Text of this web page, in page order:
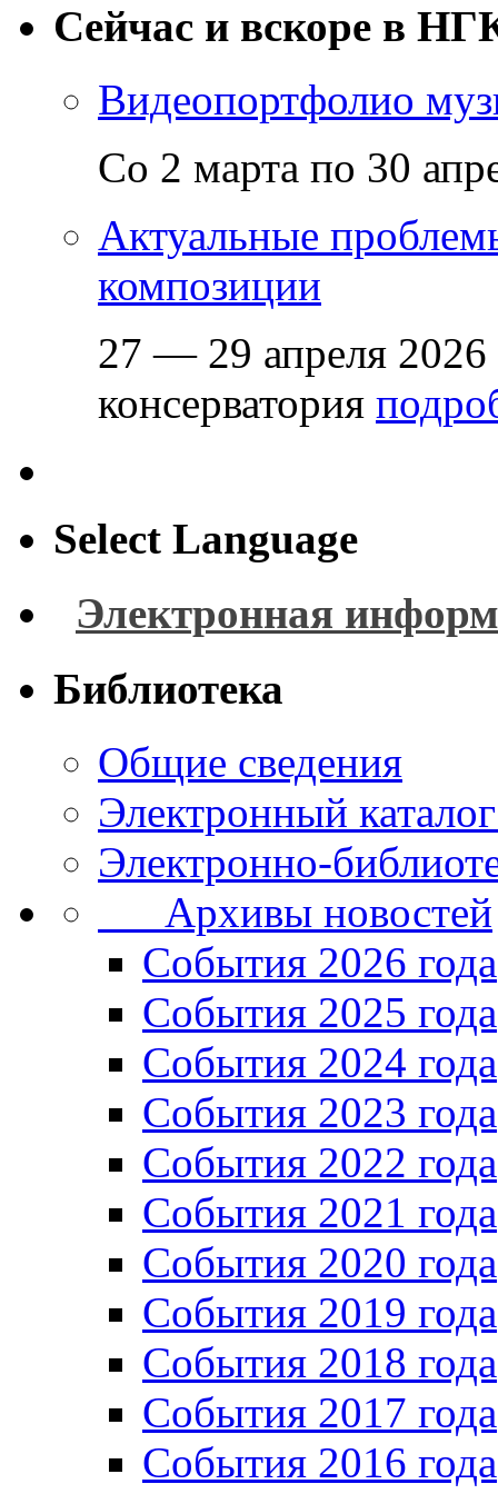
Сейчас и вскоре в
Видеопортфолио
Со 2 марта по 30
Актуальные
композиции
27 — 29 апреля 2026
консерватория
Select Language
Электронная
Библиотека
Общие сведения
Электронный
Электронно-
Архивы новостей
Cобытия 2026 года
События 2025 года
События 2024 года
События 2023 года
Cобытия 2022 года
Cобытия 2021 года
События 2020 года
События 2019 года
События 2018 года
События 2017 года
События 2016 года